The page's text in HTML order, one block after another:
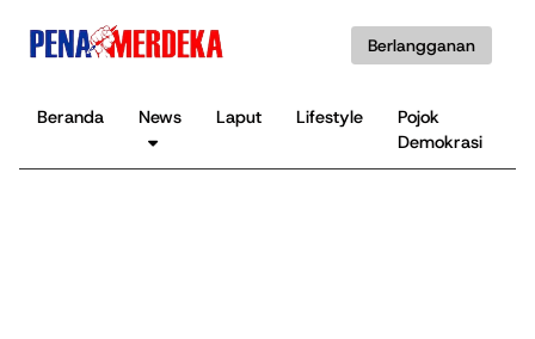
Berlangganan
Beranda News Laput Lifestyle
Pojok
Demokrasi